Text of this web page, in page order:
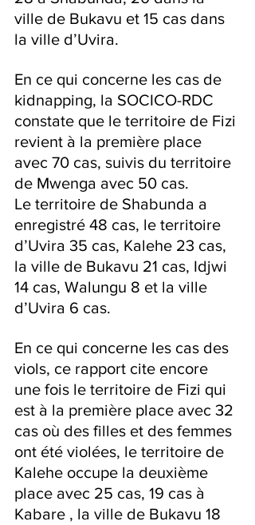
ville de Bukavu et 15 cas dans
la ville d’Uvira.
En ce qui concerne les cas de
kidnapping, la SOCICO-RDC
constate que le territoire de Fizi
revient à la première place
avec 70 cas, suivis du territoire
de Mwenga avec 50 cas.
Le territoire de Shabunda a
enregistré 48 cas, le territoire
d’Uvira 35 cas, Kalehe 23 cas,
la ville de Bukavu 21 cas, Idjwi
14 cas, Walungu 8 et la ville
d’Uvira 6 cas.
En ce qui concerne les cas des
viols, ce rapport cite encore
une fois le territoire de Fizi qui
est à la première place avec 32
cas où des filles et des femmes
ont été violées, le territoire de
Kalehe occupe la deuxième
place avec 25 cas, 19 cas à
Kabare , la ville de Bukavu 18